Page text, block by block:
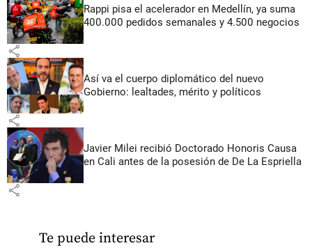
Rappi pisa el acelerador en Medellín, ya suma
400.000 pedidos semanales y 4.500 negocios
share
Así va el cuerpo diplomático del nuevo
Gobierno: lealtades, mérito y políticos
share
Javier Milei recibió Doctorado Honoris Causa
en Cali antes de la posesión de De La Espriella
share
Te puede interesar